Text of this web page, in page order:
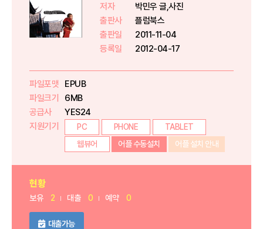
저자
박민우 글,사진
출판사
플럼북스
출판일
2011-11-04
등록일
2012-04-17
파일포맷
EPUB
파일크기
6MB
공급사
YES24
지원기기
PC PHONE
TABLET
웹뷰어
어플 수동설치 어플 설치 안내
현황
보유 2 대출 0 예약 0
대출가능